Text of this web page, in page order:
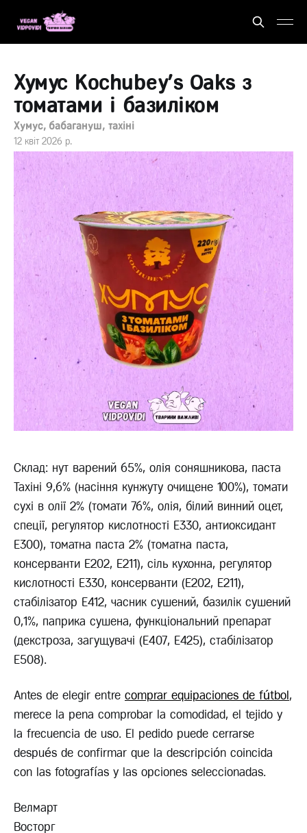
Хумус Kochubey's Oaks з
томатами і базиліком
Хумус, бабагануш, тахіні
12 квіт 2026 р.
Склад: нут варений 65%, олія соняшникова, паста
Тахіні 9,6% (насіння кунжуту очищене 100%), томати
сухі в олії 2% (томати 76%, олія, білий винний оцет,
спеції, регулятор кислотності E330, антиоксидант
Е300), томатна паста 2% (томатна паста,
консерванти Е202, Е211), сіль кухонна, регулятор
кислотності Е330, консерванти (Е202, Е211),
стабілізатор Е412, часник сушений, базилік сушений
0,1%, паприка сушена, функціональний препарат
(декстроза, загущувачі (Е407, Е425), стабілізатор
Е508).
Antes de elegir entre comprar equipaciones de fútbol,
merece la pena comprobar la comodidad, el tejido y
la frecuencia de uso. El pedido puede cerrarse
después de confirmar que la descripción coincida
con las fotografías y las opciones seleccionadas.
Велмарт
Восторг